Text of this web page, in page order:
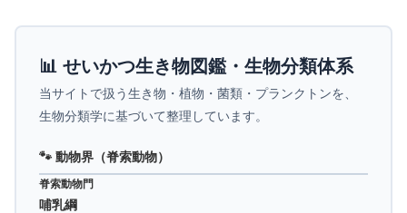
📊 せいかつ生き物図鑑・生物分類体系
当サイトで扱う生き物・植物・菌類・プランクトンを、
生物分類学に基づいて整理しています。
🐾 動物界（脊索動物）
脊索動物門
哺乳綱